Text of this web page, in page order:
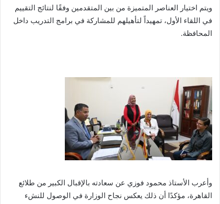
ويتم اختيار العناصر المتميزة من بين المتقدمين وفقًا لنتائج التقييم
في اللقاء الأول، تمهيداً لتأهيلهم للمشاركة في برامج التدريب داخل
المحافظة.
وأعرب الأستاذ محمود فوزي عن سعادته بالإقبال الكبير من طلائع
القاهرة، مؤكدًا أن ذلك يعكس نجاح الوزارة في الوصول للنشء